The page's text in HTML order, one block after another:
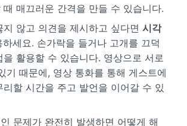
때 매끄러운 간격을 만들 수 있습니다.
않고 의견을 제시하고 싶다면 시각
하세요. 손가락을 들거나 고개를 끄덕
을 활용할 수 있습니다. 영상으로 서로
기 때문에, 영상 통화를 통해 게스트에
리할 시간을 주고 발언을 이어갈 수 있
문제가 완전히 발생하면 어떻게 해